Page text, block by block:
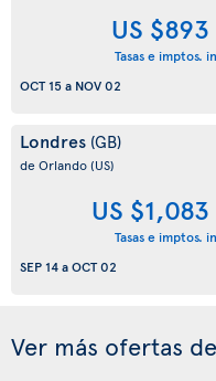
US $893
Tasas e imptos.
OCT 15a NOV 02
Londres (GB)
de Orlando(US)
US $1,083
Tasas e imptos.
SEP 14aOCT 02
Ver más ofertas